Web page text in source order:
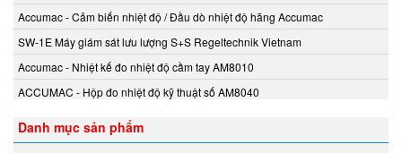
Bihl+wiedemann
Bihl+wiedemann Vietnam
Biuged Vietnam
BLH NOBEL
Bronkhorst
Accumac - Cảm biến nhiệt độ / Đầu dò nhiệt độ hãng Accumac
SW-1E Máy giám sát lưu lượng S+S Regeltechnik Vietnam
Accumac - Nhiệt kế đo nhiệt độ cầm tay AM8010
ACCUMAC - Hộp đo nhiệt độ kỹ thuật số AM8040
Danh mục sản phẩm